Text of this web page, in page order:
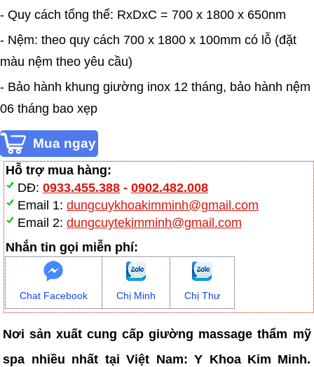
- Quy cách tổng thể: RxDxC = 700 x 1800 x 650nm
- Nệm: theo quy cách 700 x 1800 x 100mm có lỗ (đặt
màu nệm theo yêu cầu)
- Bảo hành khung giường inox 12 tháng, bảo hành nệm
06 tháng bao xẹp
Hỗ trợ mua hàng:
DĐ: 0933.455.388- 0902.482.008
Email 1: dungcuykhoakimminh@gmail.com
Email 2: dungcuytekimminh@gmail.com
Nhắn tin gọi miễn phí:
Chat Facebook Chị Minh Chị Thư
Nơi sản xuất cung cấp giường massage thẩm mỹ
spa nhiều nhất tại Việt Nam: Y Khoa Kim Minh.